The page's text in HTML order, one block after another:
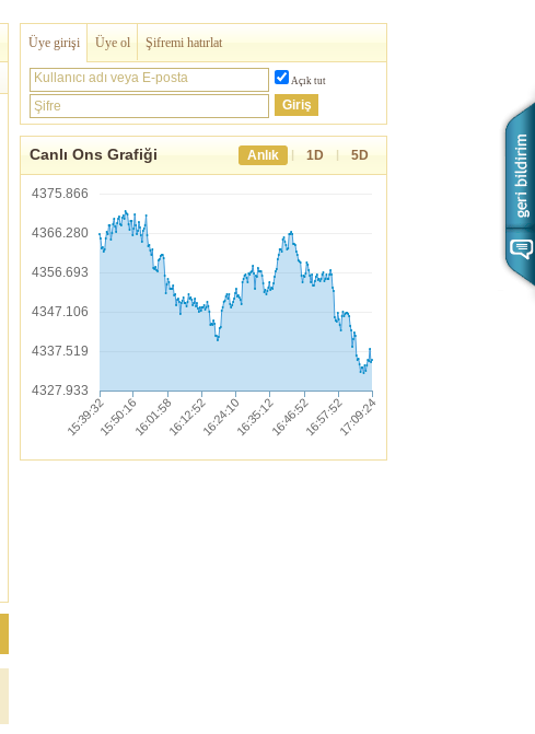
Üye girişi Üye ol Şifremi hatırlat
Kullanıcı adı veya E-posta Açık tut
Şifre
Canlı Ons Grafiği Anlık | 1D | 5D
4375.866
4366.280
4356.693
4347.106
4337.519
4327.933